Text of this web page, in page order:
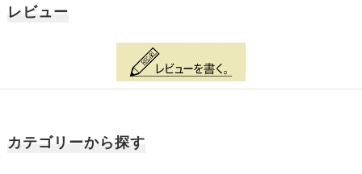
レビュー
カテゴリーから探す